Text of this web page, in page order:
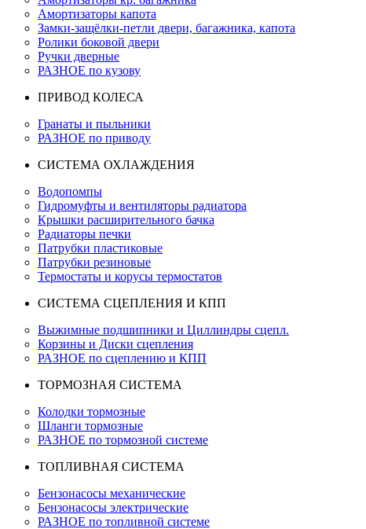
Амортизаторы капота
Замки-защёлки-петли двери, багажника, капота
Ролики боковой двери
Ручки дверные
РАЗНОЕ по кузову
ПРИВОД КОЛЕСА
Гранаты и пыльники
РАЗНОЕ по приводу
СИСТЕМА ОХЛАЖДЕНИЯ
Водопомпы
Гидромуфты и вентиляторы радиатора
Крышки расширительного бачка
Радиаторы печки
Патрубки пластиковые
Патрубки резиновые
Термостаты и корусы термостатов
СИСТЕМА СЦЕПЛЕНИЯ И КПП
Выжимные подшипники и Циллиндры сцепл.
Корзины и Диски сцепления
РАЗНОЕ по сцеплению и КПП
ТОРМОЗНАЯ СИСТЕМА
Колодки тормозные
Шланги тормозные
РАЗНОЕ по тормозной системе
ТОПЛИВНАЯ СИСТЕМА
Бензонасосы механические
Бензонасосы электрические
РАЗНОЕ по топливной системе